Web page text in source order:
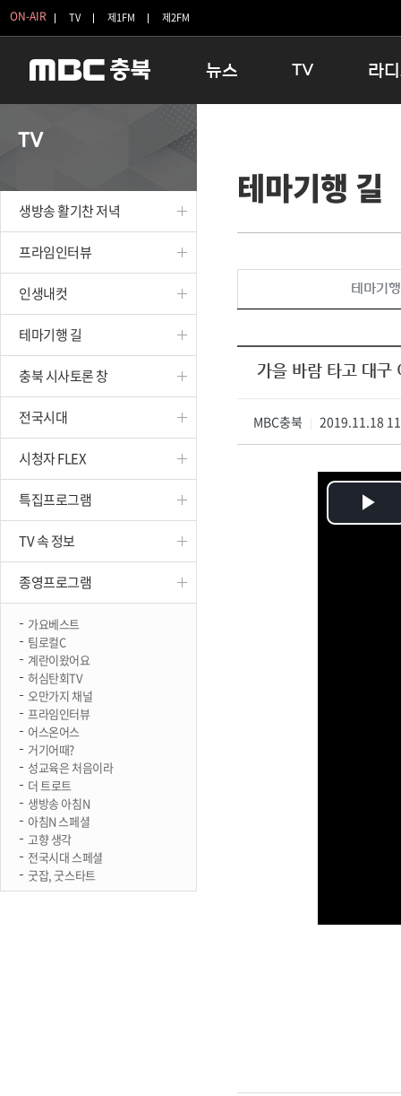
ON-AIR TV 제1FM 제2FM
뉴스
보은
옥천
TV
인생내컷
테마기행 길
시청자 FLEX
종영프로그램
라
16:00
우리 고
TV
생방송 활기찬 저녁
프라임인터뷰
인생내컷
테마기행 길
충북 시사토론 창
전국시대
시청자 FLEX
특집프로그램
TV 속 정보
종영프로그램
가요베스트
팀로컬C
계란이왔어요
허심탄회TV
오만가지 채널
프라임인터뷰
어스온어스
거기어때?
성교육은 처음이라
더 트로트
생방송 아침N
아침N 스페셜
고향 생각
전국시대 스페셜
굿잡, 굿스타트
테마기행 길
테마기
가을 바람 타고 대구
MBC충북 2019.11.18